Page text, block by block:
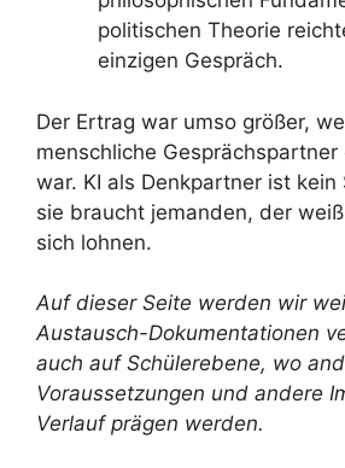
politischen Theorie
einzigen Gespräch.
Der Ertrag war umso größer,
menschliche
war. KI als Denkpartner ist kein
sie braucht jemanden, der
sich lohnen.
Auf dieser Seite werden wir
Austausch-Dokumentationen
auch auf Schülerebene, wo
Voraussetzungen und andere
Verlauf prägen werden.